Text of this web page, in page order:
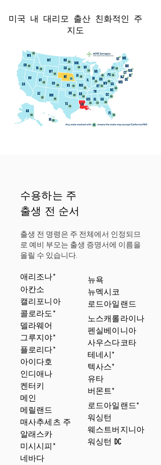
미국 내 대리모 출산 친화적인 주
지도
수용하는 주
출생 전 순서
출생 전 명령은 주 전체에서 인정되므
로 예비 부모는 출생 증명서에 이름을
올릴 수 있습니다.
뉴욕
애리조나*
뉴멕시코
아칸소
로드아일랜드
캘리포니아
노스캐롤라이나
콜로라도*
펜실베이니아
델라웨어
사우스다코타
그루지야*
플로리다*
아이다호
인디애나
켄터키
메인
테네시*
텍사스*
유타
버몬트*
로드아일랜드*
워싱턴
메릴랜드
매사추세츠 주
알래스카
미시시피*
웨스트버지니아
워싱턴 DC
네바다